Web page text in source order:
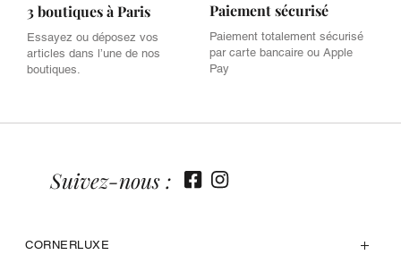
3 boutiques à Paris
Essayez ou déposez vos
articles dans l’une de nos
boutiques.
Paiement sécurisé
Paiement totalement sécurisé
par carte bancaire ou Apple
Pay
CORNERLUXE
Suivez-nous :